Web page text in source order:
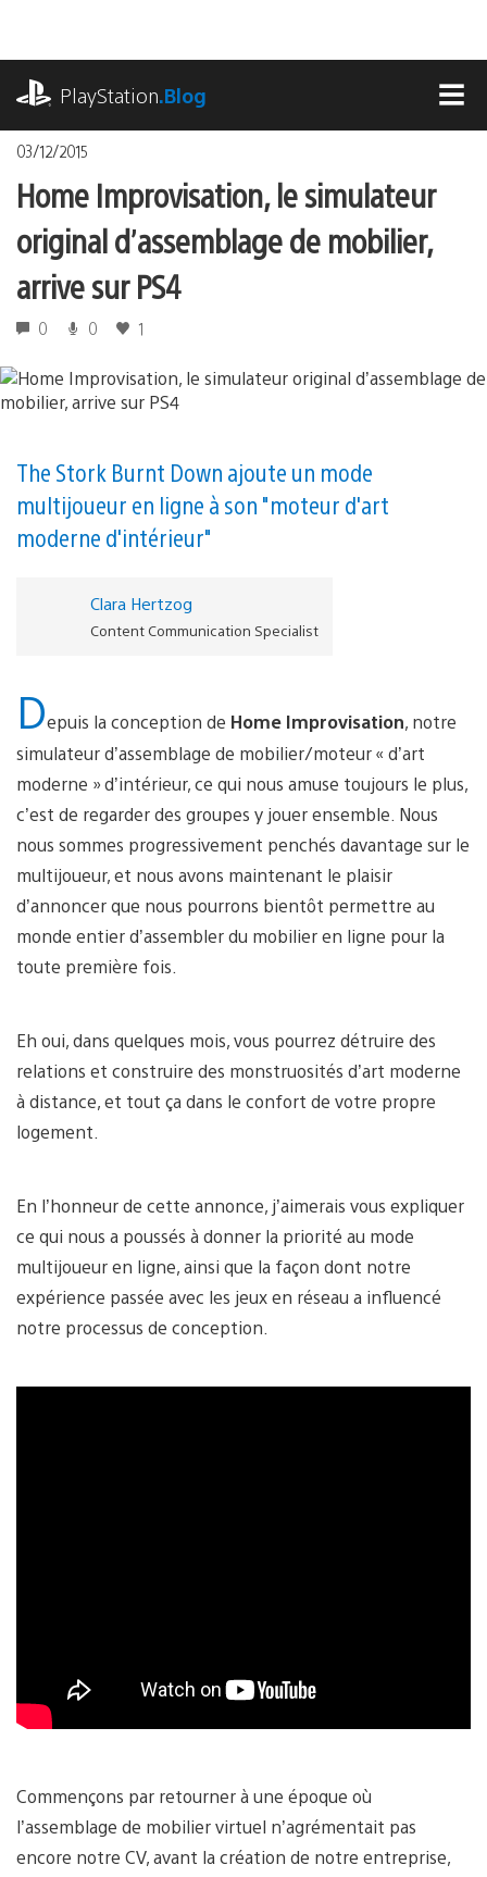
contenu
PlayStation.Blog
03/12/2015
Home Improvisation, le simulateur
original d’assemblage de mobilier,
arrive sur PS4
0 0 1
The Stork Burnt Down ajoute un mode
multijoueur en ligne à son "moteur d'art
moderne d'intérieur"
Clara Hertzog
Content Communication Specialist
Depuis la conception de Home Improvisation, notre
simulateur d’assemblage de mobilier/moteur « d’art
moderne » d’intérieur, ce qui nous amuse toujours le plus,
c’est de regarder des groupes y jouer ensemble. Nous
nous sommes progressivement penchés davantage sur le
multijoueur, et nous avons maintenant le plaisir
d’annoncer que nous pourrons bientôt permettre au
monde entier d’assembler du mobilier en ligne pour la
toute première fois.
Eh oui, dans quelques mois, vous pourrez détruire des
relations et construire des monstruosités d’art moderne
à distance, et tout ça dans le confort de votre propre
logement.
En l’honneur de cette annonce, j’aimerais vous expliquer
ce qui nous a poussés à donner la priorité au mode
multijoueur en ligne, ainsi que la façon dont notre
expérience passée avec les jeux en réseau a influencé
notre processus de conception.
Commençons par retourner à une époque où
l’assemblage de mobilier virtuel n’agrémentait pas
encore notre CV, avant la création de notre entreprise,